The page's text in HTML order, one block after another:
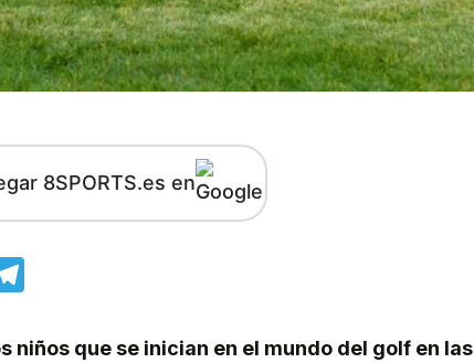
8SPORTS.es en
niños que se inician en el mundo del golf en las